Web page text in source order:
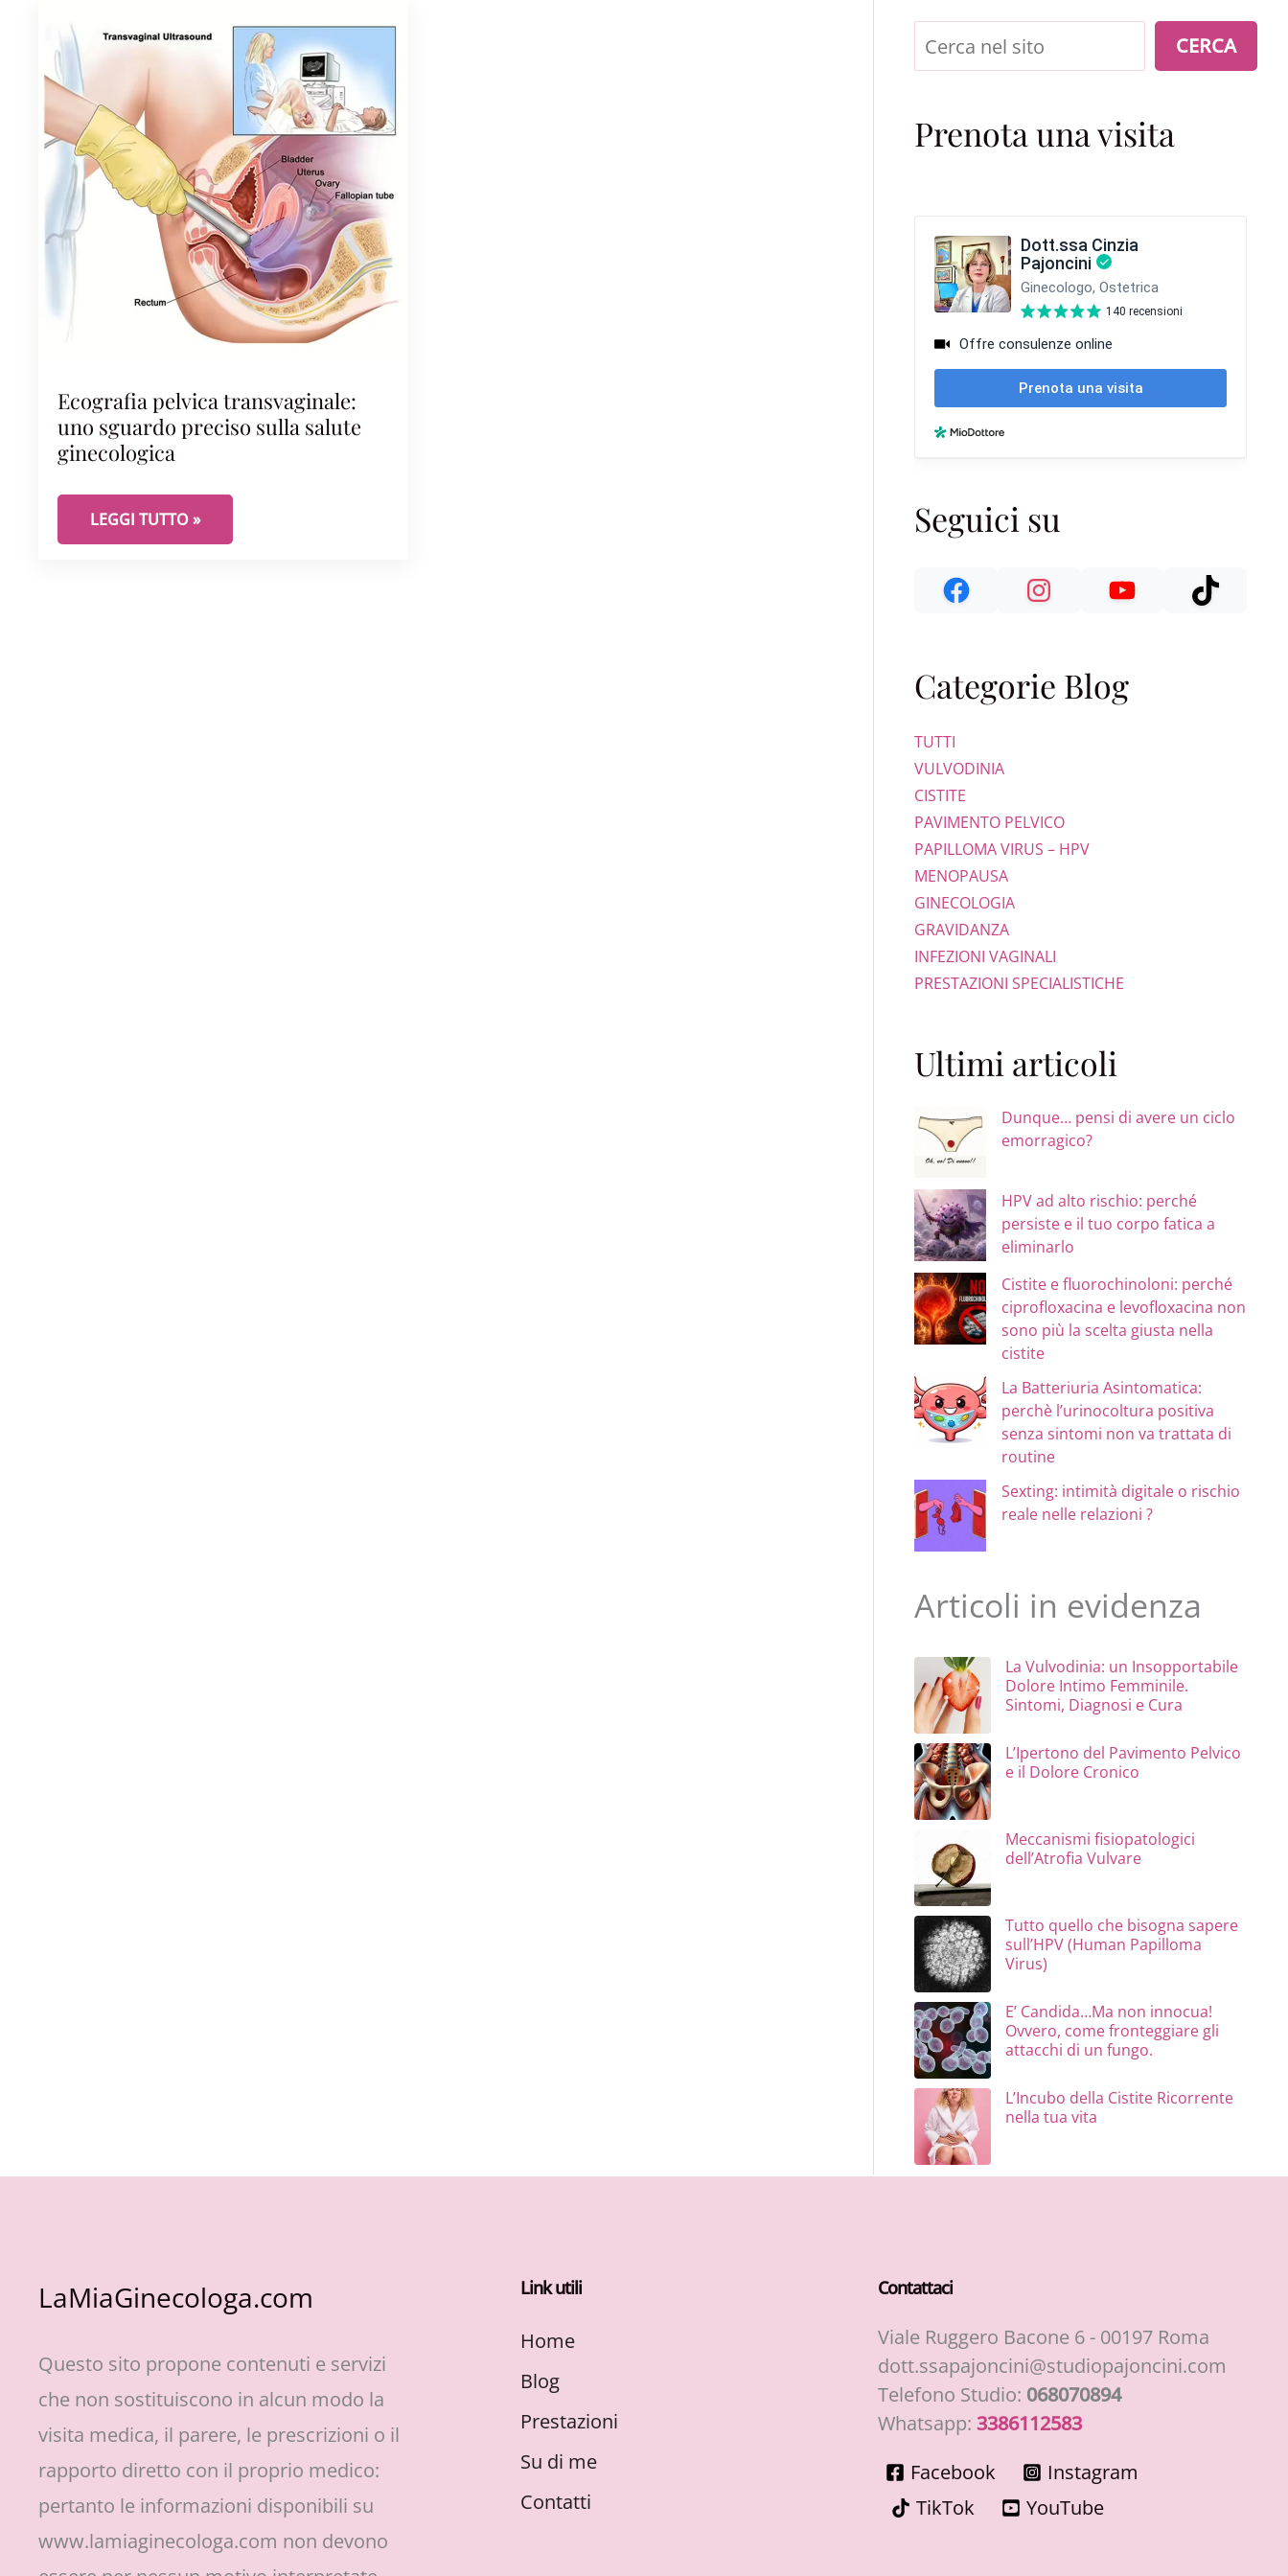
Ecografia pelvica transvaginale:
uno sguardo preciso sulla salute
ginecologica
ECOGRAFIA PELVICA TRANSVAGINALE: UNO SGUARDO PRECISO SULLA SALUTE GINECOLOGICA
LEGGI TUTTO »
Cerca CERCA
Prenota una visita
Seguici su
Categorie Blog
TUTTI
VULVODINIA
CISTITE
PAVIMENTO PELVICO
PAPILLOMA VIRUS – HPV
MENOPAUSA
GINECOLOGIA
GRAVIDANZA
INFEZIONI VAGINALI
PRESTAZIONI SPECIALISTICHE
Ultimi articoli
Dunque… pensi di avere un ciclo
emorragico?
HPV ad alto rischio: perché
persiste e il tuo corpo fatica a
eliminarlo
Cistite e fluorochinoloni: perché
ciprofloxacina e levofloxacina non
sono più la scelta giusta nella
cistite
La Batteriuria Asintomatica:
perchè l’urinocoltura positiva
senza sintomi non va trattata di
routine
Sexting: intimità digitale o rischio
reale nelle relazioni ?
Articoli in evidenza
La Vulvodinia: un Insopportabile
Dolore Intimo Femminile.
Sintomi, Diagnosi e Cura
L’Ipertono del Pavimento Pelvico
e il Dolore Cronico
Meccanismi fisiopatologici
dell’Atrofia Vulvare
Tutto quello che bisogna sapere
sull’HPV (Human Papilloma
Virus)
E’ Candida…Ma non innocua!
Ovvero, come fronteggiare gli
attacchi di un fungo.
L’Incubo della Cistite Ricorrente
nella tua vita
LaMiaGinecologa.com
Questo sito propone contenuti e servizi
che non sostituiscono in alcun modo la
visita medica, il parere, le prescrizioni o il
rapporto diretto con il proprio medico:
pertanto le informazioni disponibili su
www.lamiaginecologa.com non devono
Link utili
Home
Blog
Prestazioni
Su di me
Contatti
Contattaci
Viale Ruggero Bacone 6 - 00197 Roma
dott.ssapajoncini@studiopajoncini.com
Telefono Studio: 068070894
Whatsapp: 3386112583
Facebook
Instagram
TikTok
YouTube